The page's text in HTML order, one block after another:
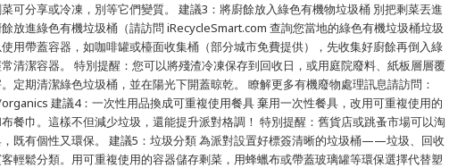
浪
費
可分享或冷凍，別等它們變質。 建議3：將廚餘放入綠色有機物垃圾桶 別把剩菜丟進
放進綠色有機垃圾桶（請訪問 iRecycleSmart.com 查詢您當地的綠色有機垃圾桶垃圾
用帶蓋容器，如咖啡罐或檯面收集桶（部分城市免費提供），先收集好廚餘再倒入綠
清潔容器。 特別提醒：您可以將殘渣冷凍保存到回收日，或用庭院廢料、紙板層層覆
定期清潔綠色垃圾桶，並在陽光下開蓋晾乾。 瞭解更多有機廢物處理訊息請訪問：
建議4：一次性用品換成可重複使用餐具 棄用一次性餐具，改用可重複使用的
餐巾。這樣不但減少垃圾，還能提升派對格調！ 特別提醒：舊貨店或跳蚤市場可以淘
既有個性又環保。 建議5：垃圾分類 為派對設置好標簽清晰的垃圾桶——垃圾、回收
輕鬆分類。用可重複使用的容器儲存剩菜，用蜂蠟布或帶蓋玻璃罐等環保選擇代替塑